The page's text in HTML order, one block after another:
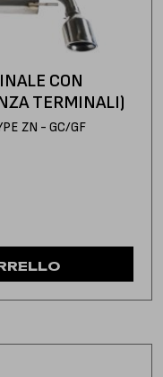
CON
TERMINALI)
ZN - GC/GF